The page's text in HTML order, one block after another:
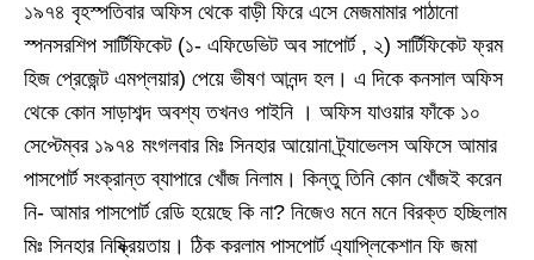
১৯৭৪ বৃহস্পতিবারঅফিস থেকে বাড়ী ফিরে এসে মেজমামার পাঠানো
স্পনসরশিপ সার্টিফিকেট (১- এফিডেভিট অব সাপোর্ট , ২) সার্টিফিকেট ফ্রম
হিজ প্রেজেন্ট এমপ্লয়ার) পেয়ে ভীষণ আনন্দ হল। এ দিকে কনসাল অফিস
থেকে কোন সাড়াশব্দ অবশ্য তখনও পাইনি । অফিস যাওয়ার ফাঁকে ১০
সেপ্টেম্বর ১৯৭৪ মংগলবার মিঃ সিনহার আয়োনা ট্র্যাভেলস অফিসে আমার
পাসপোর্ট সংক্রান্ত ব্যাপারে খোঁজ নিলাম। কিন্তু তিনি কোন খোঁজই করেন
নি- আমার পাসপোর্ট রেডি হয়েছে কি না? নিজেও মনে মনে বিরক্ত হচ্ছিলাম
মিঃ সিনহার নিষ্ক্রিয়তায়। ঠিক করলাম পাসপোর্ট এ্যাপ্লিকেশান ফি জমা